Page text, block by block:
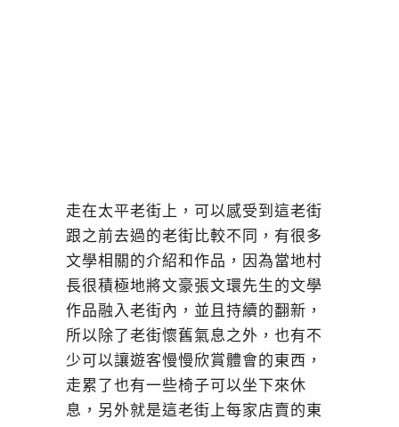
走在太平老街上，可以感受到這老街
跟之前去過的老街比較不同，有很多
文學相關的介紹和作品，因為當地村
長很積極地將文豪張文環先生的文學
作品融入老街內，並且持續的翻新，
所以除了老街懷舊氣息之外，也有不
少可以讓遊客慢慢欣賞體會的東西，
走累了也有一些椅子可以坐下來休
息，另外就是這老街上每家店賣的東